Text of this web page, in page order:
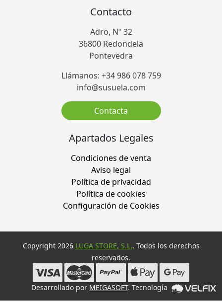
Contacto
Adro, Nº 32
36800 Redondela
Pontevedra
Llámanos: +34 986 078 759
info@susuela.com
Contacta
Apartados Legales
Condiciones de venta
Aviso legal
Política de privacidad
Política de cookies
Configuración de Cookies
Copyright 2026 LUGA STORE, S.L.. Todos los derechos
reservados.
Desarrollado por MEIGASOFT. Tecnología